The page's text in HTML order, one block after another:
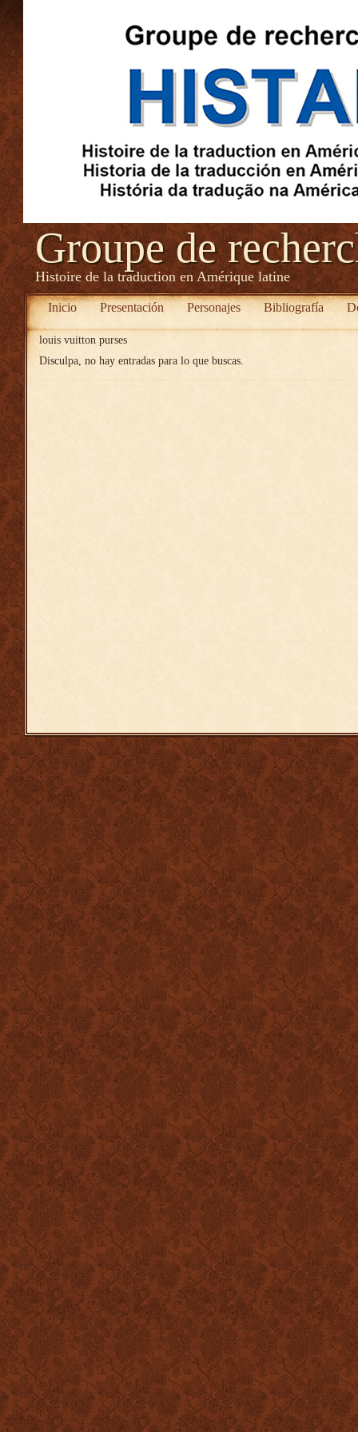
Groupe de
Histoire de la traduction en Amérique latine
Inicio Presentación Personajes Bibliografía
louis vuitton purses
Disculpa, no hay entradas para lo que buscas.